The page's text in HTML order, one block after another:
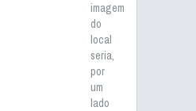
imagem
do
local
seria,
por
um
lado